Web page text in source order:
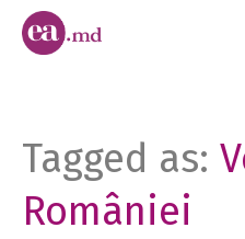
Tagged as:
României